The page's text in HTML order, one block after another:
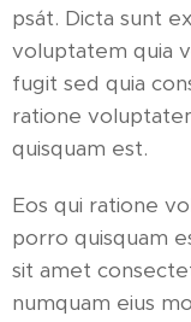
psát. Dicta sunt
voluptatem quia
fugit sed quia
ratione
quisquam est.
Eos qui ratione
porro quisquam
sit amet
numquam eius